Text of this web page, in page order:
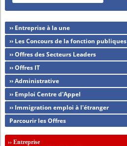
›› Entreprise à la une
›› Les Concours de la fonction publiques
›› Offres des Secteurs Leaders
›› Offres IT
›› Administrative
›› Emploi Centre d'Appel
›› Immigration emploi à l'étranger
Parcourir les Offres
››Entreprise